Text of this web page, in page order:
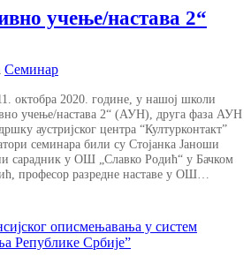
учење/настава 2“
Семинар
октобра 2020. године, у нашој школи
учење/настава 2“ (АУН), друга фаза АУН
аустријског центра “Културконтакт”
семинара били су Стојанка Јаноши
сарадник у ОШ „Славко Родић“ у Бачком
професор разредне наставе у ОШ…